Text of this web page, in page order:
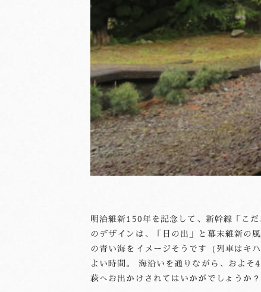
明治維新150年を記念して、新幹線「こ
のデザインは、「日の出」と幕末維新の
の青い海をイメージそうです（列車はキ
よい時間。 海沿いを通りながら、およ
萩へお出かけされてはいかがでしょうか